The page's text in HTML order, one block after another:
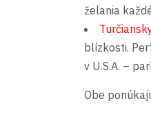
želania
blízkosti.
v U.S.A. –
Obe